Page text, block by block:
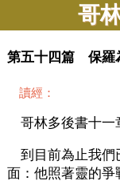
哥
第五十四篇 保羅
讀經：
哥林多後書十一
到目前為止我們
面：他照著靈的